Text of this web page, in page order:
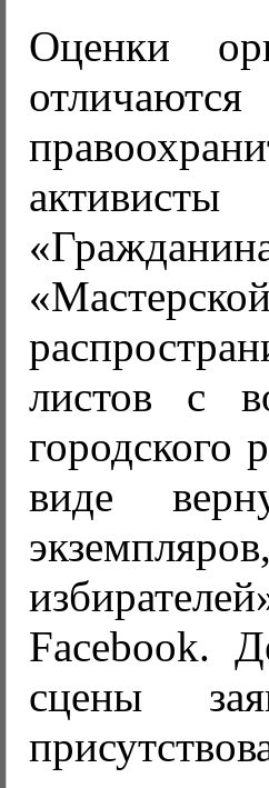
Оценки
листов с
городского
виде
Facebook.
сцены